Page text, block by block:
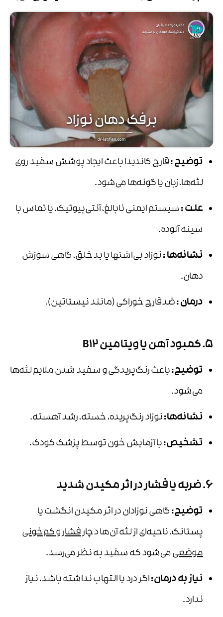
توضیح:قارچ کاندیدا باعث ایجاد پوشش سفید روی
لثه‌ها، زبان یا گونه‌ها می‌شود.
علت:سیستم ایمنی نابالغ، آنتی‌بیوتیک، یا تماس با
سینه آلوده.
نشانه‌ها:نوزاد بی‌اشتها یا بدخلق، گاهی سوزش
دهان.
درمان:ضدقارچ خوراکی (مانند نیستاتین).
5. کمبود آهن یا ویتامین B12
توضیح:باعث رنگ‌پریدگی و سفید شدن ملایم لثه‌ها
می‌شود.
نشانه‌ها:نوزاد رنگ‌پریده، خسته، رشد آهسته.
تشخیص:با آزمایش خون توسط پزشک کودک.
6. ضربه یا فشار در اثر مکیدن شدید
توضیح:گاهی نوزادان در اثر مکیدن انگشت یا
پستانک، ناحیه‌ای از لثه آن‌ها دچارفشار و کم‌خونی
موضعیمی‌شود که سفید به نظر می‌رسد.
نیاز به درمان:اگر درد یا التهاب نداشته باشد، نیاز
ندارد.